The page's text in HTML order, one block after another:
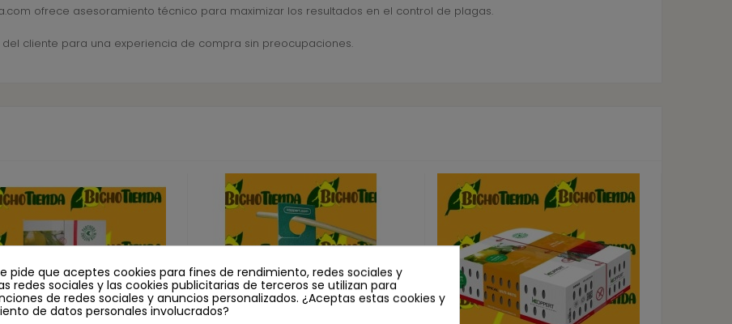
ofrece asesoramiento técnico para maximizar los resultados en el control de plagas.
cliente para una experiencia de compra sin preocupaciones.
pide que aceptes cookies para fines de rendimiento, redes sociales y
redes sociales y las cookies publicitarias de terceros se utilizan para
de redes sociales y anuncios personalizados. ¿Aceptas estas cookies y
de datos personales involucrados?